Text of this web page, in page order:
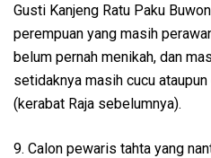
Gusti Kanjeng Ratu Paku
perempuan yang masih
belum pernah menikah, dan
setidaknya masih cucu
(kerabat Raja sebelumnya).
9. Calon pewaris tahta yang